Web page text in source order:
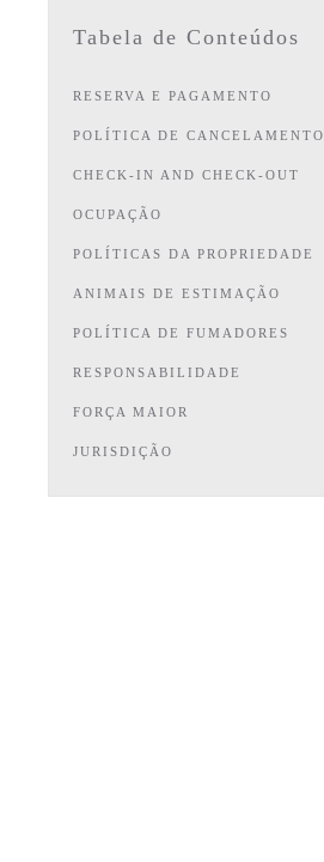
Tabela de Conteúdos
RESERVA E PAGAMENTO
POLÍTICA DE CANCELAMENTO
CHECK-IN AND CHECK-OUT
OCUPAÇÃO
POLÍTICAS DA PROPRIEDADE
ANIMAIS DE ESTIMAÇÃO
POLÍTICA DE FUMADORES
RESPONSABILIDADE
FORÇA MAIOR
JURISDIÇÃO